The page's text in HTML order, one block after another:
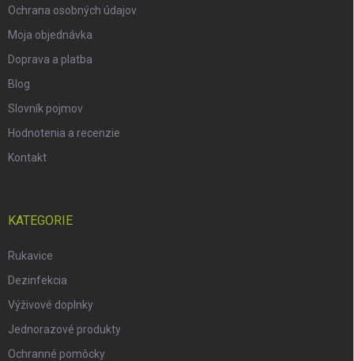
Ochrana osobných údajov
Moja objednávka
Doprava a platba
Blog
Slovník pojmov
Hodnotenia a recenzie
Kontakt
KATEGORIE
Rukavice
Dezinfekcia
Výživové doplnky
Jednorazové produkty
Ochranné pomôcky